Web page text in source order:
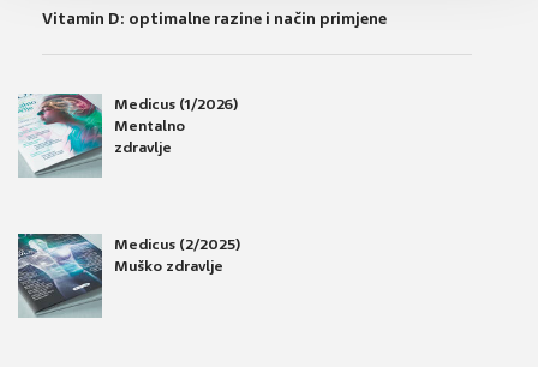
Vitamin D: optimalne razine i način primjene
Medicus (1/2026)
Mentalno
zdravlje
Medicus (2/2025)
Muško zdravlje